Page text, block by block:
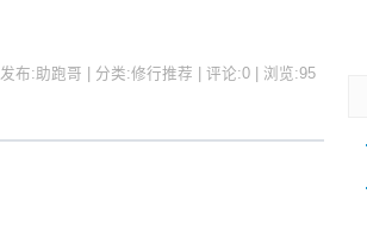
发布:助跑哥 | 分类:修行推荐 | 评论:0 | 浏览:95